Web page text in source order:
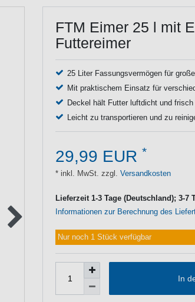
FTM Eimer 25 l mit
Futtereimer
25 Liter Fassungsvermögen für
Mit praktischem Einsatz für
Deckel hält Futter luftdicht und frisch
Leicht zu transportieren und zu
29,99 EUR *
* inkl. MwSt. zzgl. Versandkosten
Lieferzeit 1-3 Tage (Deutschland); 3-7
Informationen zur Berechnung des
Nur noch 1 Stück verfügbar
In